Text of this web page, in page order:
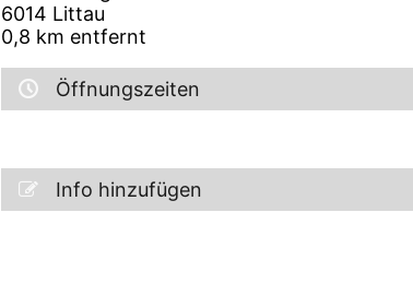
6014 Littau
0,8 km entfernt
Öffnungszeiten
Info hinzufügen